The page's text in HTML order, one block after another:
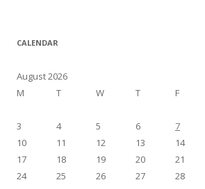
CALENDAR
August 2026
M
T W T F
3
4 5 6 7
10
11 12 13 14
17
18 19 20 21
24
25 26 27 28